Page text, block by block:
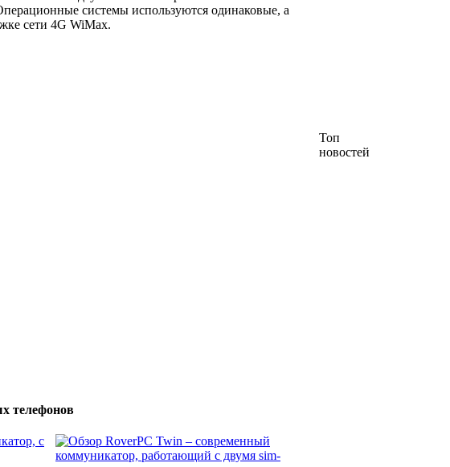
системы используются одинаковые, а
сети 4G WiMax.
телефонов
Топ
новостей